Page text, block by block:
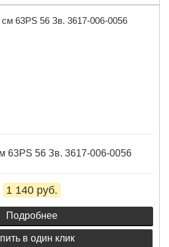
63PS 56 Зв. 3617-006-0056
1 140 руб.
Подробнее
в один клик